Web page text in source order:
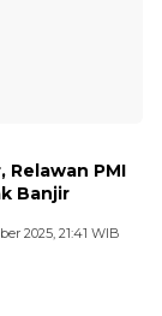
Relawan PMI
Banjir
2025, 21:41 WIB